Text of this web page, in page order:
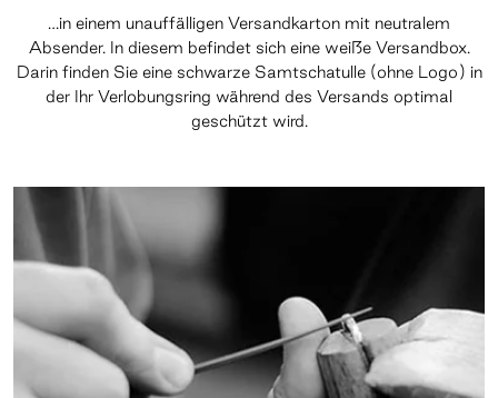
…in einem unauffälligen Versandkarton mit neutralem
Absender. In diesem befindet sich eine weiße Versandbox.
Darin finden Sie eine schwarze Samtschatulle (ohne Logo) in
der Ihr Verlobungsring während des Versands optimal
geschützt wird.